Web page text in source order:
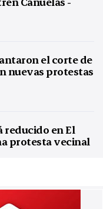
el corte de
nuevas protestas
reducido en El
protesta vecinal